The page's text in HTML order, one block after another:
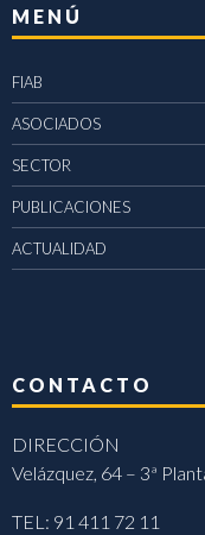
MENÚ
FIAB
ASOCIADOS
SECTOR
PUBLICACIONES
ACTUALIDAD
CONTACTO
DIRECCIÓN
Velázquez, 64 – 3ª
TEL: 91 411 72 11